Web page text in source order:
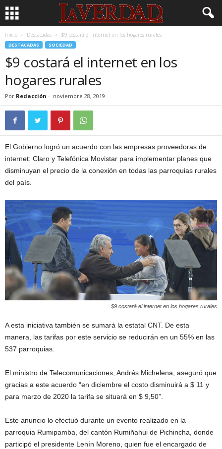
Inicio Destacadas $9 costará el internet en los hogares rurales
DESTACADAS SOCIEDAD
$9 costará el internet en los
hogares rurales
Por Redacción - noviembre 28, 2019
El Gobierno logró un acuerdo con las empresas proveedoras de
internet: Claro y Telefónica Movistar para implementar planes que
disminuyan el precio de la conexión en todas las parroquias rurales
del país.
$9 costará el internet en los hogares rurales
A esta iniciativa también se sumará la estatal CNT. De esta
manera, las tarifas por este servicio se reducirán en un 55% en las
537 parroquias.
El ministro de Telecomunicaciones, Andrés Michelena, aseguró que
gracias a este acuerdo “en diciembre el costo disminuirá a $ 11 y
para marzo de 2020 la tarifa se situará en $ 9,50”.
Este anuncio lo efectuó durante un evento realizado en la
parroquia Rumipamba, del cantón Rumiñahui de Pichincha, donde
participó el presidente Lenín Moreno, quien fue el encargado de